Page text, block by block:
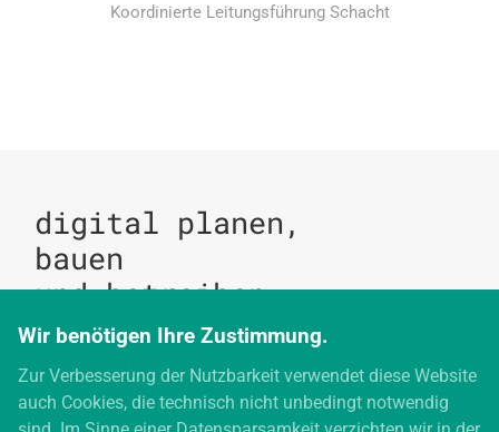
Koordinierte Leitungsführung Schacht
digital planen,
bauen
und betreiben
digitales bauen
Augartenstraße 1
Wir benötigen Ihre Zustimmung.
Zur Verbesserung der Nutzbarkeit verwendet diese Website
auch Cookies, die technisch nicht unbedingt notwendig